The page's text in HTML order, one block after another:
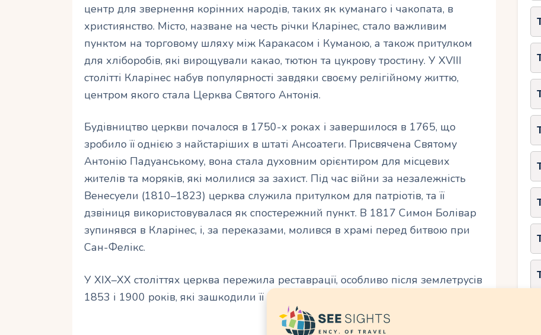
центр для звернення корінних народів, таких як куманаго і чакопата, в
християнство. Місто, назване на честь річки Кларінес, стало важливим
пунктом на торговому шляху між Каракасом і Куманою, а також притулком
для хліборобів, які вирощували какао, тютюн та цукрову тростину. У XVIII
столітті Кларінес набув популярності завдяки своєму релігійному життю,
центром якого стала Церква Святого Антонія.
Будівництво церкви почалося в 1750-х роках і завершилося в 1765, що
зробило її однією з найстаріших в штаті Ансоатеги. Присвячена Святому
Антонію Падуанському, вона стала духовним орієнтиром для місцевих
жителів та моряків, які молилися за захист. Під час війни за незалежність
Венесуели (1810–1823) церква служила притулком для патріотів, та її
дзвіниця використовувалася як спостережний пункт. В 1817 Симон Болівар
зупинявся в Кларінес, і, за переказами, молився в храмі перед битвою при
Сан-Фелікс.
У XIX–XX століттях церква пережила реставрації, особливо після землетрусів
1853 і 1900 років, які зашкодили її структуру. колоніальної архітектури.